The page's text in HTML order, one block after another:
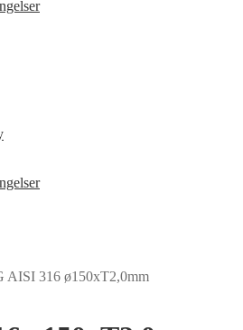
AISI 316 ø150xT2,0mm